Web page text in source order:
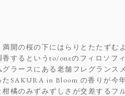
開の桜の下にはらりとたたずむよ
するというto/oneのフィロソフィ
ラースにある老舗フレグラン
SAKURA in Bloom の香りが今
橘のみずみずしさが交差するフ